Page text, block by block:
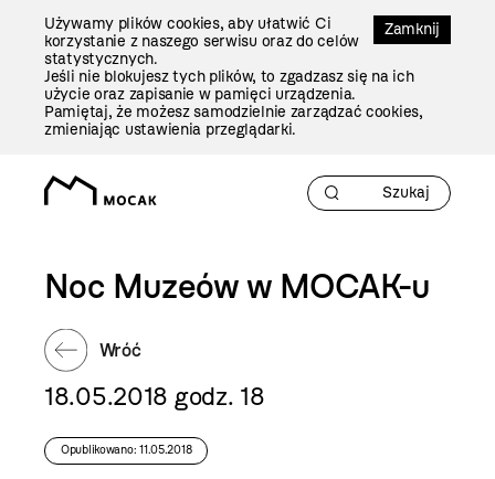
Zamknij
Używamy plików cookies, aby ułatwić Ci
korzystanie z naszego serwisu oraz do celów
statystycznych.
Jeśli nie blokujesz tych plików, to zgadzasz się na ich
użycie oraz zapisanie w pamięci urządzenia.
Pamiętaj, że możesz samodzielnie zarządzać cookies,
zmieniając ustawienia przeglądarki.
Noc Muzeów w MOCAK-u
Wróć
18.05.2018 godz. 18
Opublikowano: 11.05.2018